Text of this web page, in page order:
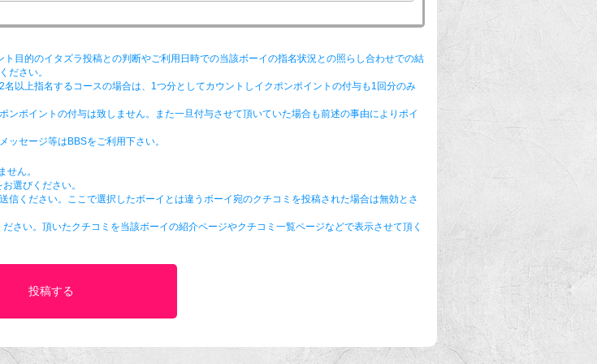
目的のイタズラ投稿との判断やご利用日時での当該ボーイの指名状況との照らし合わせでの結
ださい。
以上指名するコースの場合は、1つ分としてカウントしイクポンポイントの付与も1回分のみ
ポイントの付与は致しません。また一旦付与させて頂いていた場合も前述の事由によりポイ
セージ等はBBSをご利用下さい。
ん。
選びください。
ください。ここで選択したボーイとは違うボーイ宛のクチコミを投稿された場合は無効とさ
い。頂いたクチコミを当該ボーイの紹介ページやクチコミ一覧ページなどで表示させて頂く
投稿する